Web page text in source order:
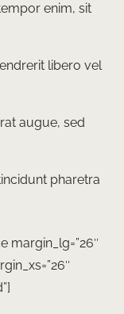
enim, sit
libero vel
augue, sed
pharetra
margin_lg=”26″